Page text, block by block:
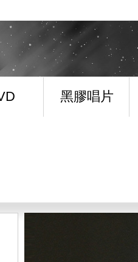
黑膠唱片